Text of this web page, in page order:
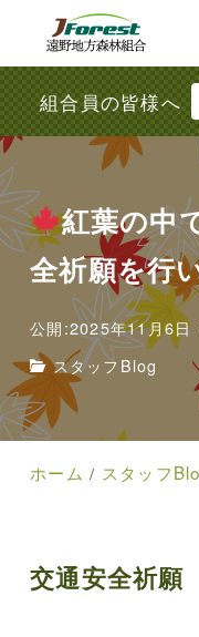
組合員の皆様へ
紅葉の中
全祈願を行
公開:2025年11月6日
スタッフBlog
ホーム スタッフ
交通安全祈願